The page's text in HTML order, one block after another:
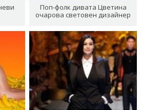
Поп-фолк дивата Цветина
очарова световен дизайнер